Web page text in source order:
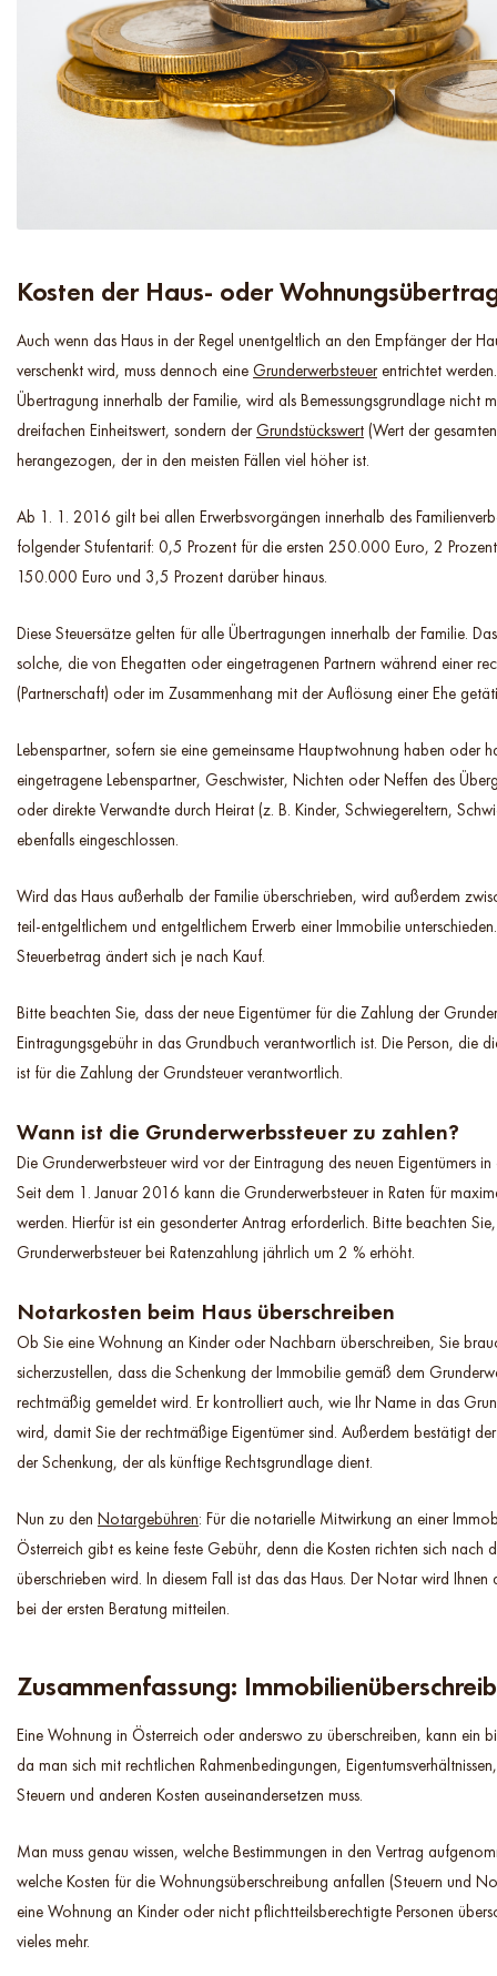
Kosten der Haus- oder
Auch wenn das Haus in der Regel unentgeltlich an den Empfänger der
verschenkt wird, muss dennoch eine Grunderwerbsteuerentrichtet
Übertragung innerhalb der Familie, wird als Bemessungsgrundlage nicht
dreifachen Einheitswert, sondern derGrundstückswert (Wert der
herangezogen, der in den meisten Fällen viel höher ist.
Ab 1. 1. 2016 gilt bei allen Erwerbsvorgängen innerhalb des
folgender Stufentarif: 0,5 Prozent für die ersten 250.000 Euro, 2
150.000 Euro und 3,5 Prozent darüber hinaus.
Diese Steuersätze gelten für alle Übertragungen innerhalb der Familie.
solche, die von Ehegatten oder eingetragenen Partnern während einer
(Partnerschaft) oder im Zusammenhang mit der Auflösung einer Ehe
Lebenspartner, sofern sie eine gemeinsame Hauptwohnung haben oder
eingetragene Lebenspartner, Geschwister, Nichten oder Neffen des
oder direkte Verwandte durch Heirat (z. B. Kinder, Schwiegereltern,
ebenfalls eingeschlossen.
Wird das Haus außerhalb der Familie überschrieben, wird außerdem
teil-entgeltlichem und entgeltlichem Erwerb einer Immobilie
Steuerbetrag ändert sich je nach Kauf.
Bitte beachten Sie, dass der neue Eigentümer für die Zahlung der
Eintragungsgebühr in das Grundbuch verantwortlich ist. Die Person, die
ist für die Zahlung der Grundsteuer verantwortlich.
Wann ist die Grunderwerbssteuer zu zahlen?
Die Grunderwerbsteuer wird vor der Eintragung des neuen Eigentümers
Seit dem 1. Januar 2016 kann die Grunderwerbsteuer in Raten für
werden. Hierfür ist ein gesonderter Antrag erforderlich. Bitte beachten
Grunderwerbsteuer bei Ratenzahlung jährlich um 2 % erhöht.
Notarkosten beim Haus überschreiben
Ob Sie eine Wohnung an Kinder oder Nachbarn überschreiben, Sie
sicherzustellen, dass die Schenkung der Immobilie gemäß dem
rechtmäßig gemeldet wird. Er kontrolliert auch, wie Ihr Name in das
wird, damit Sie der rechtmäßige Eigentümer sind. Außerdem bestätigt
der Schenkung, der als künftige Rechtsgrundlage dient.
Nun zu den Notargebühren: Für die notarielle Mitwirkung an einer
Österreich gibt es keine feste Gebühr, denn die Kosten richten sich nach
überschrieben wird. In diesem Fall ist das das Haus. Der Notar wird
bei der ersten Beratung mitteilen.
Zusammenfassung:
Eine Wohnung in Österreich oder anderswo zu überschreiben, kann ein
da man sich mit rechtlichen Rahmenbedingungen,
Steuern und anderen Kosten auseinandersetzen muss.
Man muss genau wissen, welche Bestimmungen in den Vertrag
welche Kosten für die Wohnungsüberschreibung anfallen (Steuern und
eine Wohnung an Kinder oder nicht pflichtteilsberechtigte Personen
vieles mehr.